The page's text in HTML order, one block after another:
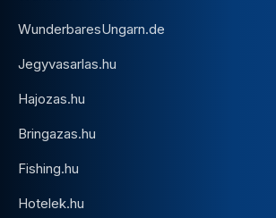
WunderbaresUngarn.de
Jegyvasarlas.hu
Hajozas.hu
Bringazas.hu
Fishing.hu
Hotelek.hu